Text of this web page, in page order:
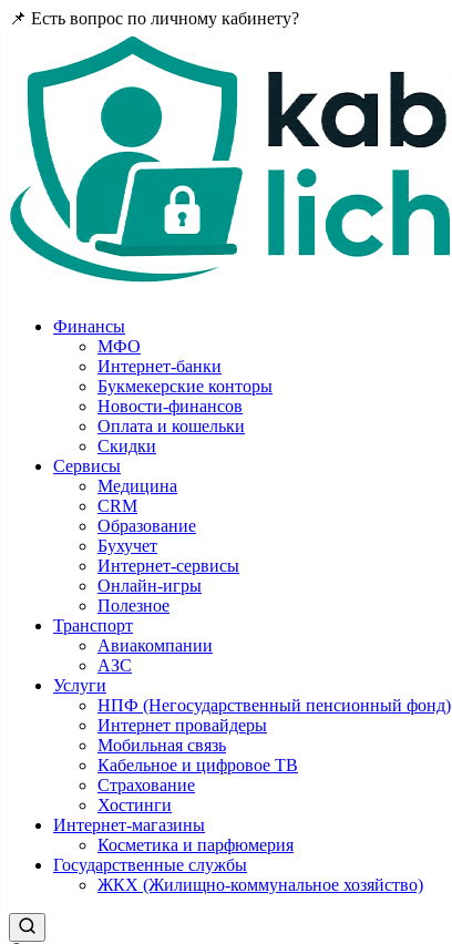
📌 Есть вопрос по личному кабинету?
Финансы
МФО
Интернет-банки
Букмекерские конторы
Новости-финансов
Оплата и кошельки
Скидки
Сервисы
Медицина
CRM
Образование
Бухучет
Интернет-сервисы
Онлайн-игры
Полезное
Транспорт
Авиакомпании
АЗС
Услуги
НПФ (Негосударственный пенсионный фонд)
Интернет провайдеры
Мобильная связь
Кабельное и цифровое ТВ
Страхование
Хостинги
Интернет-магазины
Косметика и парфюмерия
Государственные службы
ЖКХ (Жилищно-коммунальное хозяйство)